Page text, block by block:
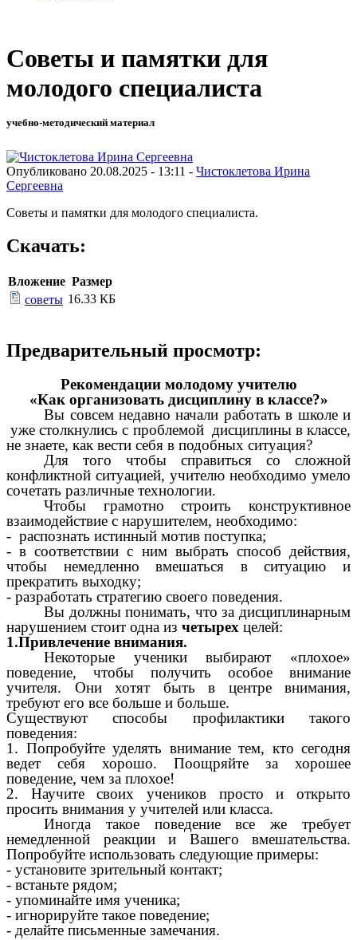
Советы и памятки для
молодого специалиста
учебно-методический материал
Опубликовано 20.08.2025 - 13:11 - Чистоклетова Ирина
Сергеевна
Советы и памятки для молодого специалиста.
Скачать:
Вложение Размер
советы 16.33 КБ
Предварительный просмотр:
Рекомендации молодому учителю
«Как организовать дисциплину в классе?»
Вы совсем недавно начали работать в школе и
уже столкнулись с проблемой дисциплины в классе,
не знаете, как вести себя в подобных ситуация?
Для того чтобы справиться со сложной
конфликтной ситуацией, учителю необходимо умело
сочетать различные технологии.
Чтобы грамотно строить конструктивное
взаимодействие с нарушителем, необходимо:
- распознать истинный мотив поступка;
- в соответствии с ним выбрать способ действия,
чтобы немедленно вмешаться в ситуацию и
прекратить выходку;
- разработать стратегию своего поведения.
Вы должны понимать, что за дисциплинарным
нарушением стоит одна из четырех целей:
1.Привлечение внимания.
Некоторые ученики выбирают «плохое»
поведение, чтобы получить особое внимание
учителя. Они хотят быть в центре внимания,
требуют его все больше и больше.
Существуют способы профилактики такого
поведения:
1. Попробуйте уделять внимание тем, кто сегодня
ведет себя хорошо. Поощряйте за хорошее
поведение, чем за плохое!
2. Научите своих учеников просто и открыто
просить внимания у учителей или класса.
Иногда такое поведение все же требует
немедленной реакции и Вашего вмешательства.
Попробуйте использовать следующие примеры:
- установите зрительный контакт;
- встаньте рядом;
- упоминайте имя ученика;
- игнорируйте такое поведение;
- делайте письменные замечания.